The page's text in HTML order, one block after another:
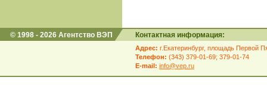
© 1998 - 2026 Агентство ВЭП Контактная информация:
Адрес: г.Екатеринбург, площадь Первой
Телефон: (343) 379-01-69; 379-01-74
E-mail: info@vep.ru